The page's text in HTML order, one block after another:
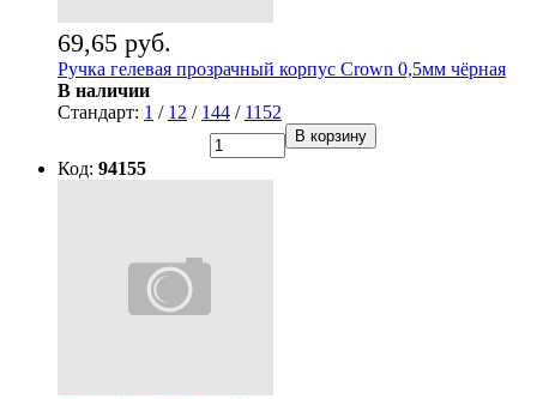
69,65 руб.
Ручка гелевая прозрачный корпус Crown 0,5мм чёрная
В наличии
Стандарт: 1 / 12 / 144 / 1152
В корзину
Код: 94155